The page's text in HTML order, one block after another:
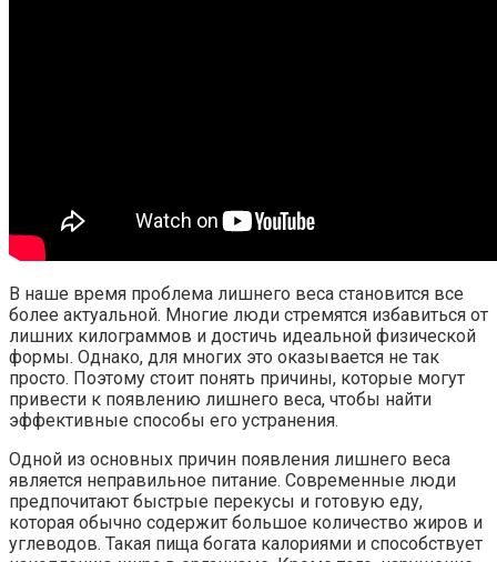
В наше время проблема лишнего веса становится все
более актуальной. Многие люди стремятся избавиться от
лишних килограммов и достичь идеальной физической
формы. Однако, для многих это оказывается не так
просто. Поэтому стоит понять причины, которые могут
привести к появлению лишнего веса, чтобы найти
эффективные способы его устранения.
Одной из основных причин появления лишнего веса
является неправильное питание. Современные люди
предпочитают быстрые перекусы и готовую еду,
которая обычно содержит большое количество жиров и
углеводов. Такая пища богата калориями и способствует